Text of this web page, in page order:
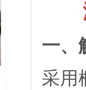
一、
采用